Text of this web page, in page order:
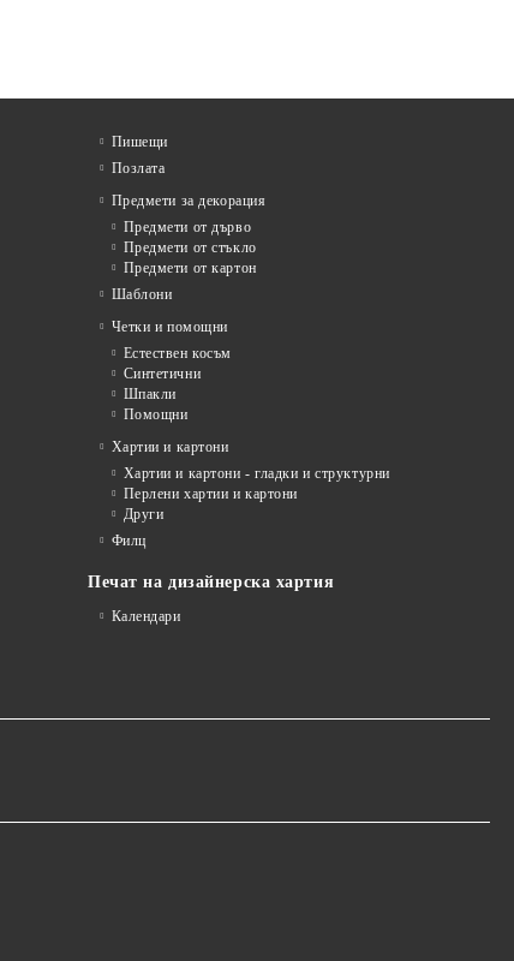
Пишещи
Позлата
Предмети за декорация
Предмети от дърво
Предмети от стъкло
Предмети от картон
Шаблони
Четки и помощни
Естествен косъм
Синтетични
Шпакли
Помощни
Хартии и картони
Хартии и картони - гладки и структурни
Перлени хартии и картони
Други
Филц
Печат на дизайнерска хартия
Календари